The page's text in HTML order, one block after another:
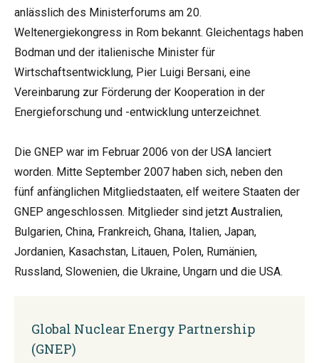
anlässlich des Ministerforums am 20.
Weltenergiekongress in Rom bekannt. Gleichentags haben
Bodman und der italienische Minister für
Wirtschaftsentwicklung, Pier Luigi Bersani, eine
Vereinbarung zur Förderung der Kooperation in der
Energieforschung und -entwicklung unterzeichnet.
Die GNEP war im Februar 2006 von der USA lanciert
worden. Mitte September 2007 haben sich, neben den
fünf anfänglichen Mitgliedstaaten, elf weitere Staaten der
GNEP angeschlossen. Mitglieder sind jetzt Australien,
Bulgarien, China, Frankreich, Ghana, Italien, Japan,
Jordanien, Kasachstan, Litauen, Polen, Rumänien,
Russland, Slowenien, die Ukraine, Ungarn und die USA.
Global Nuclear Energy Partnership
(GNEP)